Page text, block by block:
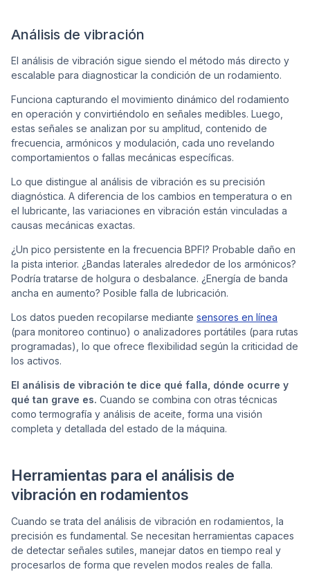
Análisis de vibración
El análisis de vibración sigue siendo el método más directo y
escalable para diagnosticar la condición de un rodamiento.
Funciona capturando el movimiento dinámico del rodamiento
en operación y convirtiéndolo en señales medibles. Luego,
estas señales se analizan por su amplitud, contenido de
frecuencia, armónicos y modulación, cada uno revelando
comportamientos o fallas mecánicas específicas.
Lo que distingue al análisis de vibración es su precisión
diagnóstica. A diferencia de los cambios en temperatura o en
el lubricante, las variaciones en vibración están vinculadas a
causas mecánicas exactas.
¿Un pico persistente en la frecuencia BPFI? Probable daño en
la pista interior. ¿Bandas laterales alrededor de los armónicos?
Podría tratarse de holgura o desbalance. ¿Energía de banda
ancha en aumento? Posible falla de lubricación.
Los datos pueden recopilarse mediante sensores en línea
(para monitoreo continuo) o analizadores portátiles (para rutas
programadas), lo que ofrece flexibilidad según la criticidad de
los activos.
El análisis de vibración te dice qué falla, dónde ocurre y
qué tan grave es. Cuando se combina con otras técnicas
como termografía y análisis de aceite, forma una visión
completa y detallada del estado de la máquina.
Herramientas para el análisis de
vibración en rodamientos
Cuando se trata del análisis de vibración en rodamientos, la
precisión es fundamental. Se necesitan herramientas capaces
de detectar señales sutiles, manejar datos en tiempo real y
procesarlos de forma que revelen modos reales de falla.